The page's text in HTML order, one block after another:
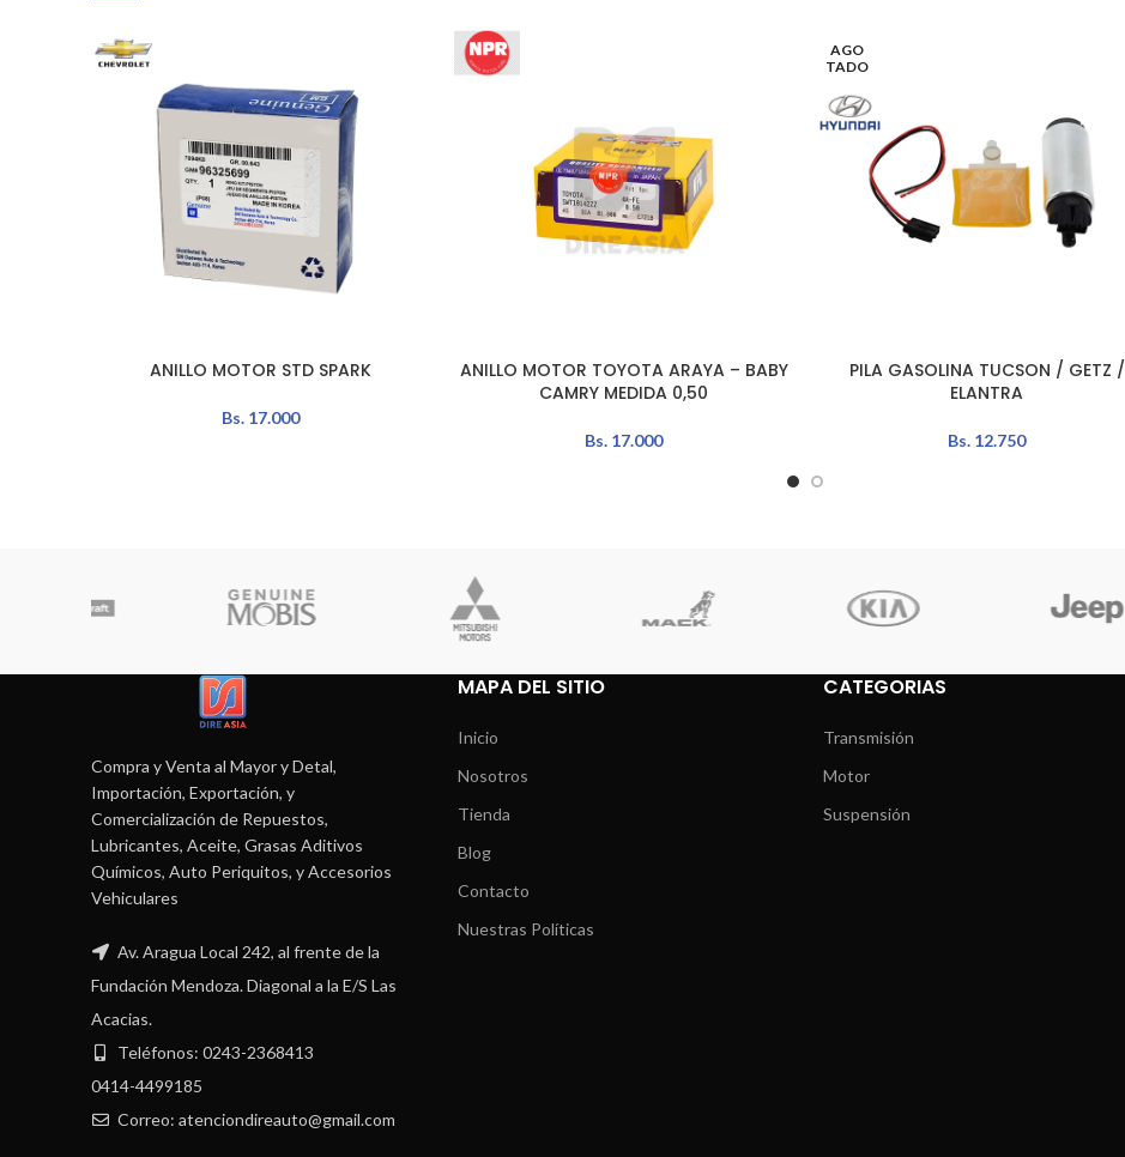
AÑADIR AL CARRITO
ANILLO MOTOR STD SPARK
Bs. 17.000
AÑADIR AL CARRITO
ANILLO MOTOR TOYOTA ARAYA – BABY
CAMRY MEDIDA 0,50
Bs. 17.000
AGO
TADO
LEER MÁS
PILA GASOLINA TUCSON / GETZ /
ELANTRA
Bs. 12.750
Compra y Venta al Mayor y Detal,
Importación, Exportación, y
Comercialización de Repuestos,
Lubricantes, Aceite, Grasas Aditivos
Químicos, Auto Periquitos, y Accesorios
Vehiculares
Av. Aragua Local 242, al frente de la
Fundación Mendoza. Diagonal a la E/S Las
Acacias.
Teléfonos: 0243-2368413
0414-4499185
Correo: atenciondireauto@gmail.com
MAPA DEL SITIO
Inicio
Nosotros
Tienda
Blog
Contacto
Nuestras Políticas
CATEGORIAS
Transmisión
Motor
Suspensión